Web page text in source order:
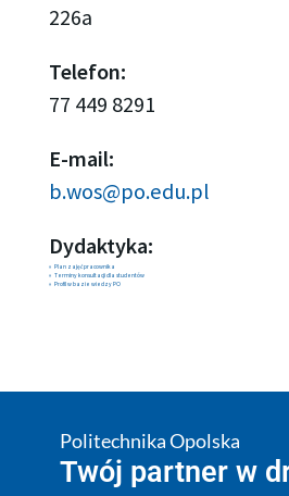
226a
Telefon:
77 449 8291
E-mail:
b.wos@po.edu.pl
Dydaktyka:
Plan zajęć pracownika
Terminy konsultacji dla studentów
Profil w bazie wiedzy PO
Politechnika Opolska
Twój partner w